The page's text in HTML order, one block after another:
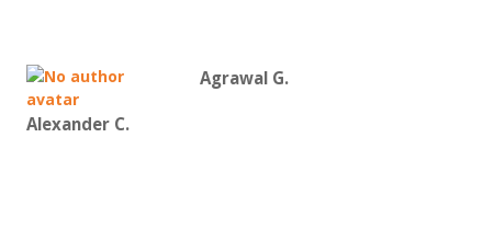
Alexander C.
Agrawal G.